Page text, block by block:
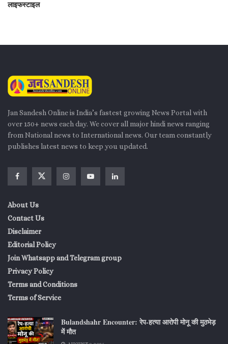
लाइफस्टाइल
Jan Sandesh Online is India’s fastest growing News Portal with
over 150+ news each day. We cover all major hindi news ranging
from National news to International news. Our team constantly
publishes latest news to keep you updated.
About Us
Contact Us
Disclaimer
Editorial Policy
Join Whatsapp and Telegram group
Privacy Policy
Terms and Conditions
Terms of Service
Bulandshahr Encounter: रेप-हत्या आरोपी मोनू की मुठभेड़
में मौत